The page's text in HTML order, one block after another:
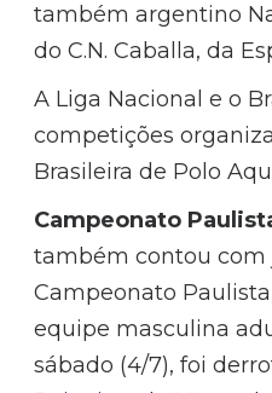
também argentino
do C.N. Caballa, da
A Liga Nacional e o
competições
Brasileira de Polo
Campeonato
também contou com
Campeonato
equipe masculina
sábado (4/7), foi